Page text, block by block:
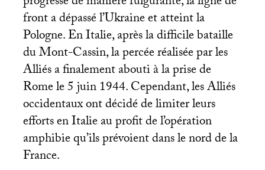
front a dépassé l’Ukraine et atteint la
Pologne. En Italie, après la difficile bataille
du Mont-Cassin, la percée réalisée par les
Alliés a finalement abouti à la prise de
Rome le 5 juin 1944. Cependant, les Alliés
occidentaux ont décidé de limiter leurs
efforts en Italie au profit de l’opération
amphibie qu’ils prévoient dans le nord de la
France.